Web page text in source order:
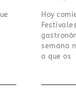
Hoy
semana
a que os